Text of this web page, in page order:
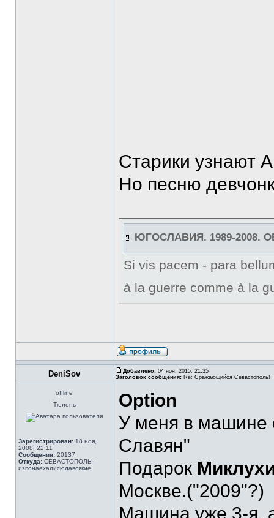
Старики узнают
Но песню
ЮГОСЛАВИЯ. 1989-2008.
Si vis pacem - para
à la guerre comme à la
DeniSov Добавлено: 04 ноя, 2015, 21:35
Заголовок сообщения: Re: Сражающийся Севастополь!
offline
Тюлень
Зарегистрирован: 18 ноя,
2008, 22:11
Сообщения: 20137
Откуда: СЕВАСТОПОЛЬ-
изпонаехалисюдавсякие
Option
У меня в машине
Славян"
Подарок
Москве.("2009"?)
Машина уже 3-я,